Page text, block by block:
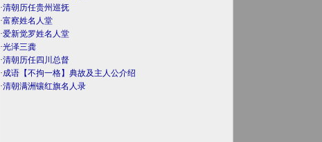
·清朝历任贵州巡抚
·富察姓名人堂
·爱新觉罗姓名人堂
·光泽三龚
·清朝历任四川总督
·成语【不拘一格】典故及主人公介绍
·清朝满洲镶红旗名人录